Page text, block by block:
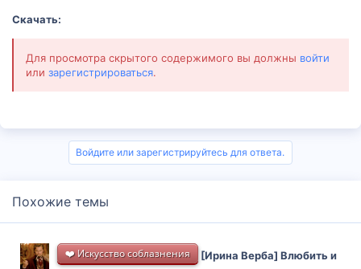
Скачать:
Для просмотра скрытого содержимого вы должны войти
или зарегистрироваться.
Войдите или зарегистрируйтесь для ответа.
Похожие темы
❤️ Искусство соблазнения
[Ирина Верба] Влюбить и